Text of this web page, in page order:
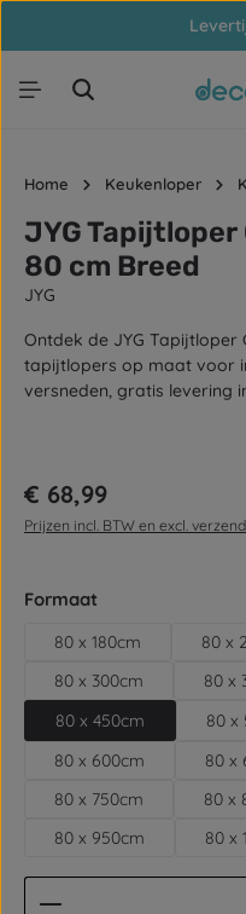
Ga naar de hoofdinhoud
Home Keukenloper
JYG Tapijtloper
80 cm Breed
JYG
Ontdek de JYG Tapijtloper
tapijtlopers op maat voor
versneden, gratis levering
Normale prijs:
€ 68,99
Prijzen incl. BTW en excl.
Selecteer
Formaat
80 x 180cm 80 x
80 x 300cm
80 x
80 x 450cm
80 x
80 x 600cm
80 x
80 x 750cm
80 x
80 x 950cm
80 x